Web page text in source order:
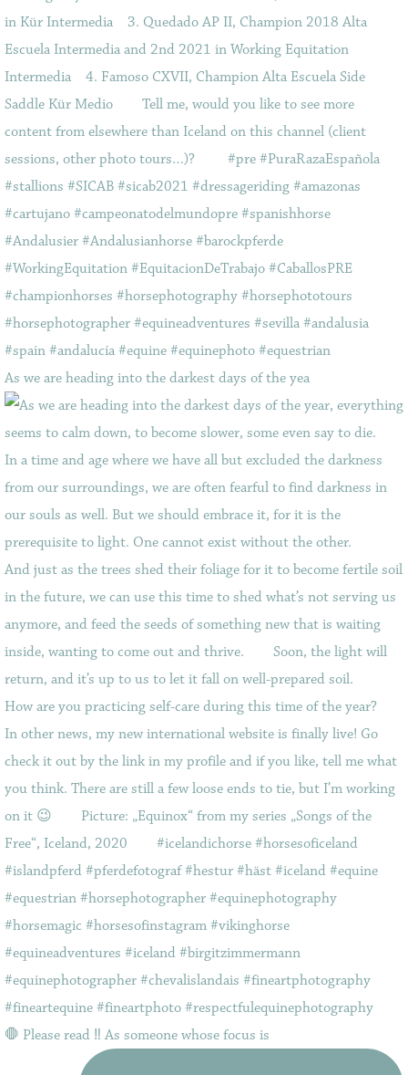
As we are heading into the darkest days of the yea
🛑 Please read ‼️ As someone whose focus is